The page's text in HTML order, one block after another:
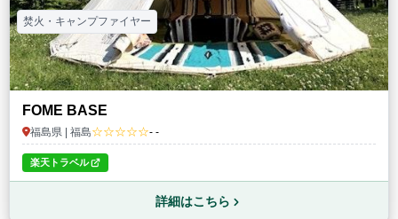
FOME BASE
福島県 | 福島☆☆☆☆☆- -
焚火・キャンプファイヤー
楽天トラベル
詳細はこちら